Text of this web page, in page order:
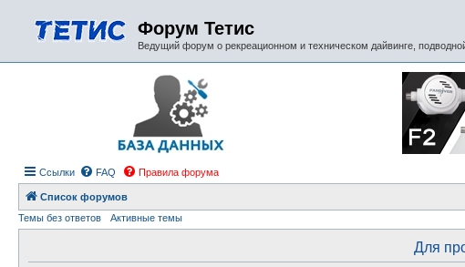
Форум Тетис
Ведущий форум о рекреационном и техническом дайвинге,
Ссылки FAQ Правила форума
Список форумов
Темы без ответов
Активные темы
Для